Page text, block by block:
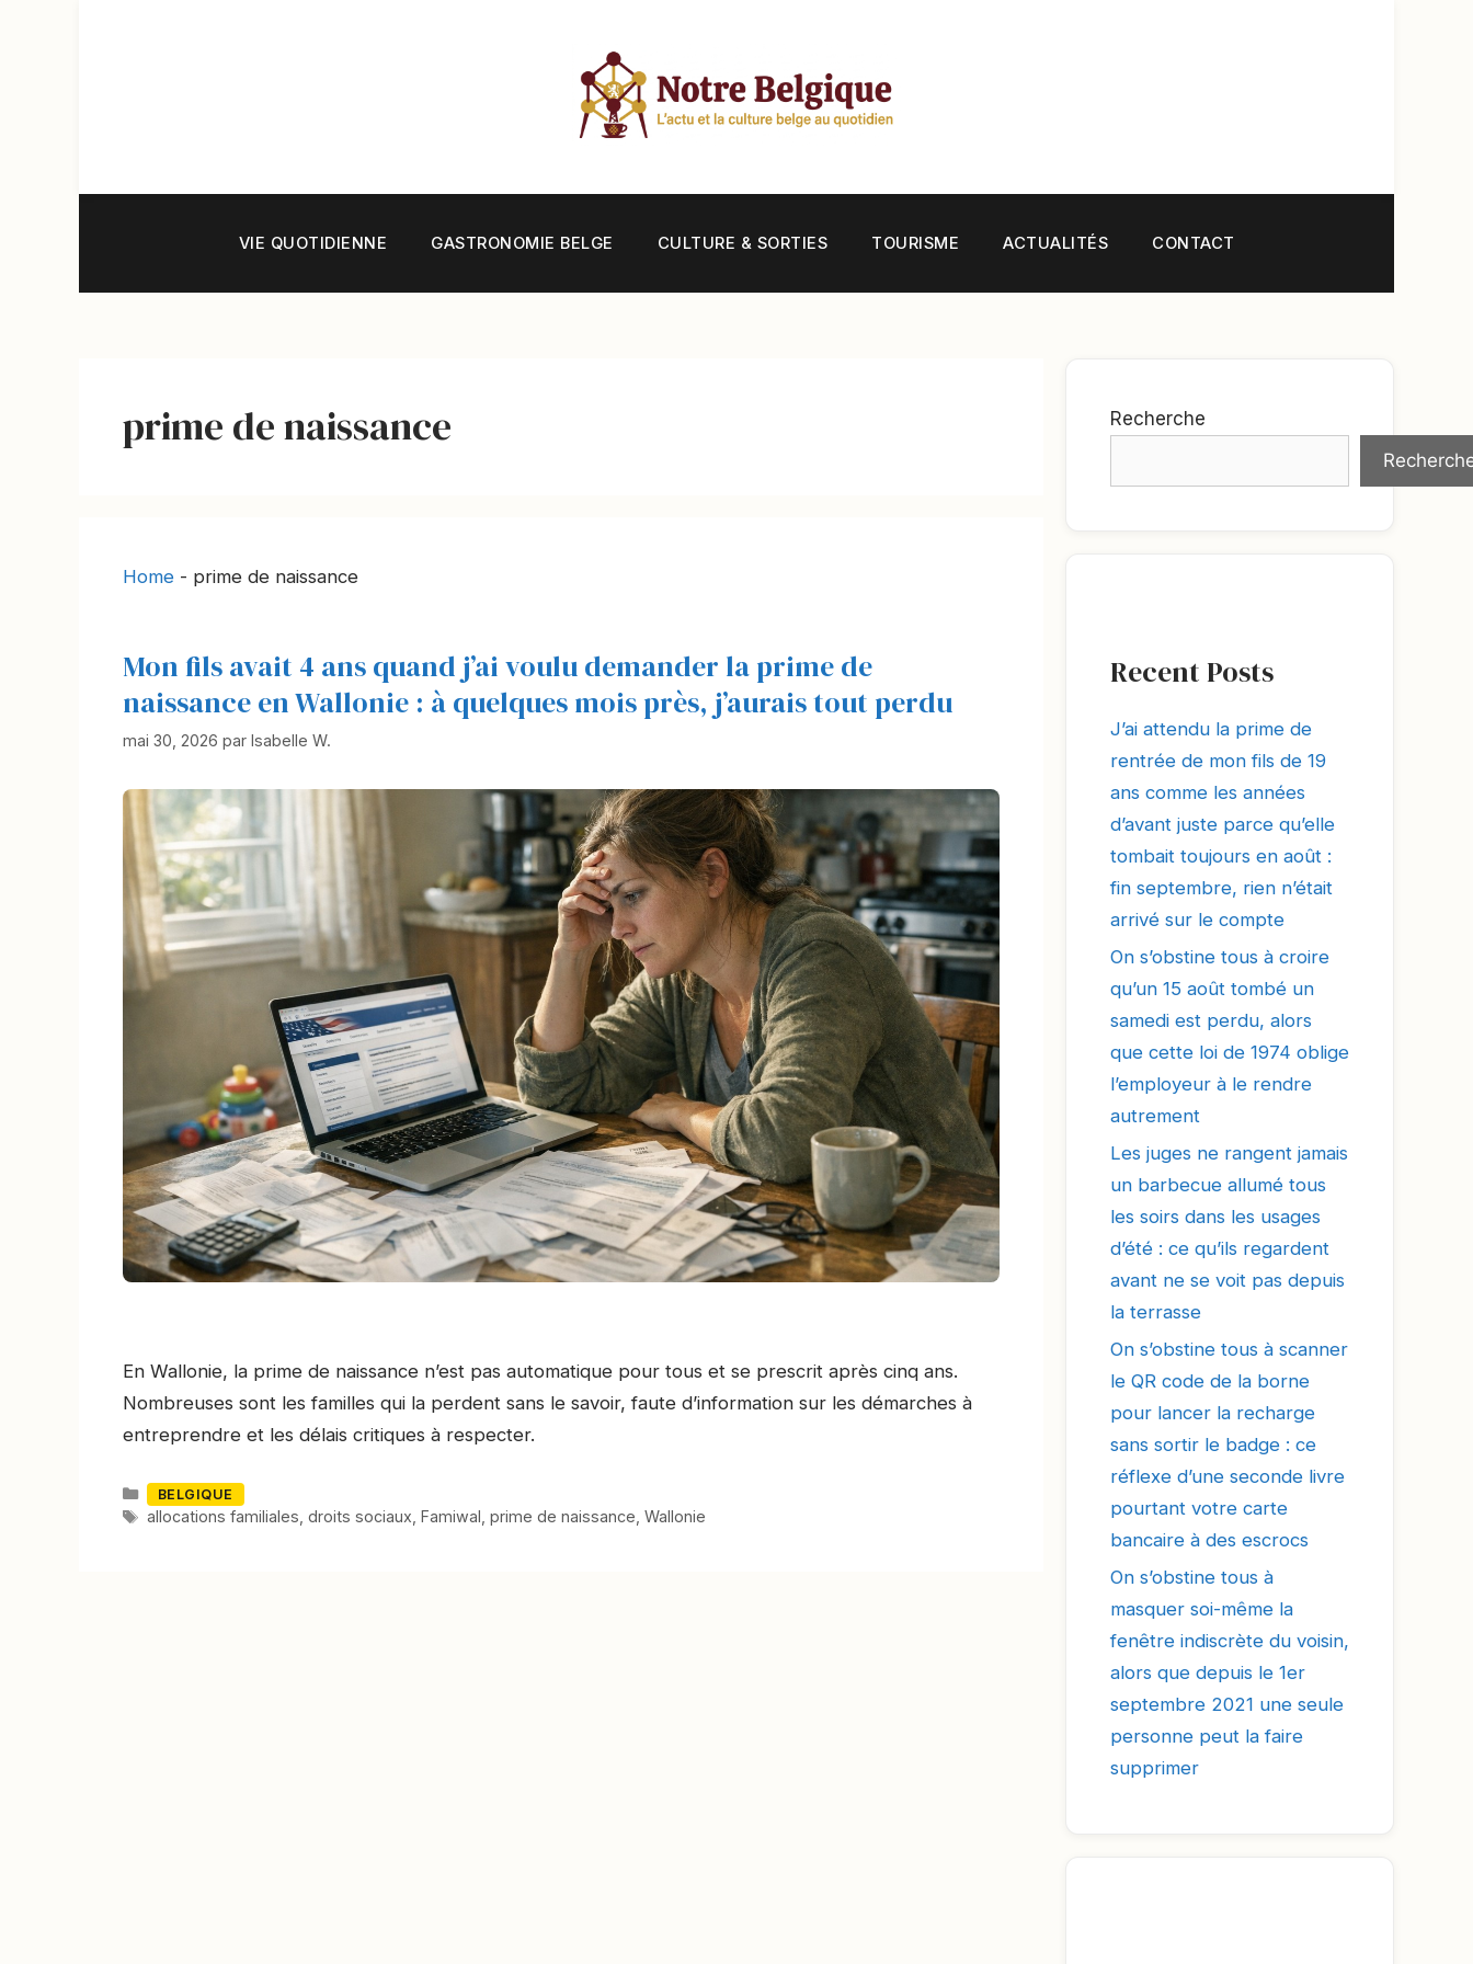
VIE QUOTIDIENNE GASTRONOMIE BELGE CULTURE & SORTIES TOURISME ACTUALITÉS CONTACT
prime de naissance
Home - prime de naissance
Mon fils avait 4 ans quand j’ai voulu demander la prime de
naissance en Wallonie : à quelques mois près, j’aurais tout perdu
mai 30, 2026 par Isabelle W.
En Wallonie, la prime de naissance n’est pas automatique pour tous et se prescrit après cinq ans.
Nombreuses sont les familles qui la perdent sans le savoir, faute d’information sur les démarches à
entreprendre et les délais critiques à respecter.
Catégories
BELGIQUE
Mots-
allocations familiales droits sociaux Famiwal prime de naissance Wallonie
Recherche
Recent Posts
J’ai attendu la prime de
rentrée de mon fils de 19
ans comme les années
d’avant juste parce qu’elle
tombait toujours en août :
fin septembre, rien n’était
arrivé sur le compte
On s’obstine tous à croire
qu’un 15 août tombé un
samedi est perdu, alors
que cette loi de 1974 oblige
l’employeur à le rendre
autrement
Les juges ne rangent jamais
un barbecue allumé tous
les soirs dans les usages
d’été : ce qu’ils regardent
avant ne se voit pas depuis
la terrasse
On s’obstine tous à scanner
le QR code de la borne
pour lancer la recharge
sans sortir le badge : ce
réflexe d’une seconde livre
pourtant votre carte
bancaire à des escrocs
On s’obstine tous à
masquer soi-même la
fenêtre indiscrète du voisin,
alors que depuis le 1er
septembre 2021 une seule
personne peut la faire
supprimer